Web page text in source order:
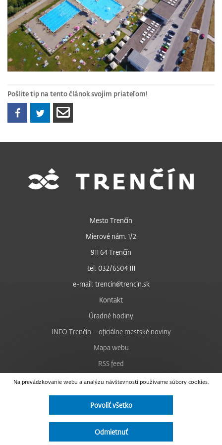
Pošlite tip na tento článok svojim priateľom!
Na prevádzkovanie webu a analýzu návštevnosti používame súbory cookies.
Povoliť všetko
Odmietnuť
Mesto Trenčín
Mierové nám. 1/2
911 64 Trenčín
tel: 032/6504 111
e-mail: trencin@trencin.sk
Kontakt
Úradné hodiny
INFO Trenčín – oficiálne mestské noviny
Mapa webu
RSS feed
Nastavenie cookies
Facebook
Instagram
Vyhlásenie o prístupnosti